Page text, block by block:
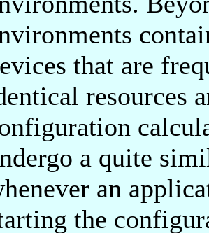
that are
resources
a quite
an
the